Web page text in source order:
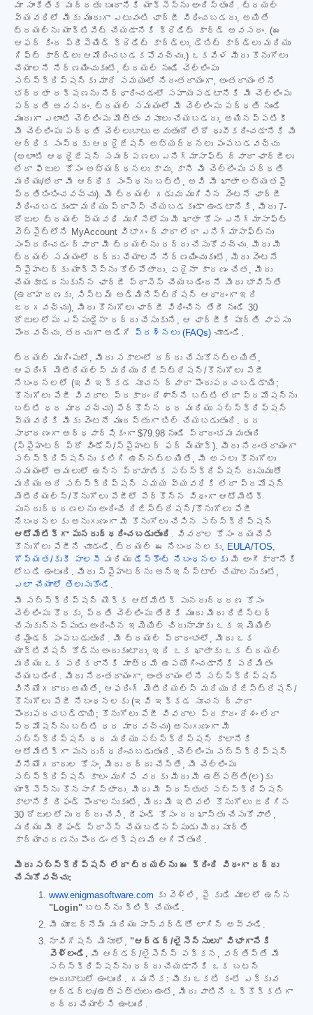
మా సాంకేతిక మద్దతు బృందానికి యాక్సెస్‌ను అందిస్తుంది. ట్రయల్
వ్యవధిలో మీకు ముందుగా ఎటువంటి ఛార్జీ విధించబడదు, అయితే
ట్రయల్‌ను యాక్టివేట్ చేయడానికి క్రెడిట్ కార్డ్ అవసరం. (ఈ
ఆఫర్ కింద ప్రీపెయిడ్ క్రెడిట్ కార్డ్‌లు, డెబిట్ కార్డ్‌లు మరియు
గిఫ్ట్ కార్డ్‌లు ఆమోదించబడకపోవచ్చు.) ఒకవేళ మీరు కొనుగోలు
చేయాలని నిర్ణయించుకుంటే, ట్రయల్ నుండి చెల్లింపు
సబ్‌స్క్రిప్షన్‌కు మారే సమయంలో నిరంతరాయంగా, అంతరాయం లేని
భద్రతా రక్షణను నిర్ధారించడంలో సహాయపడటానికి మీ చెల్లింపు
పద్ధతి అవసరం. ట్రయల్ సమయంలో మీ చెల్లింపు పద్ధతి నుండి
ముందుగా ఎలాంటి చెల్లింపు మొత్తం వసూలు చేయబడదు, అయినప్పటికీ
మీ చెల్లింపు పద్ధతి చెల్లుబాటు అవుతుందో లేదో ధృవీకరించడానికి మీ
ఆర్థిక సంస్థకు ఆథరైజేషన్ అభ్యర్థనలు పంపబడవచ్చు
(అలాంటి ఆథరైజేషన్ సమర్పణలు ఎనిగ్మాసాఫ్ట్ ద్వారా ఛార్జీలు
లేదా ఫీజుల కోసం అభ్యర్థనలు కావు, కానీ మీ చెల్లింపు పద్ధతి
మరియు/లేదా మీ ఆర్థిక సంస్థను బట్టి, అవి మీ ఖాతా లభ్యతపై
ప్రతిబింబించవచ్చు). మీ ట్రయల్ గడువు ముగిసిన వెంటనే ఛార్జీ
విధించబడకుండా మరియు ప్రాసెస్ చేయబడకుండా ఉండటానికి, మీరు 7-
రోజుల ట్రయల్ వ్యవధి ముగిసేలోపు మీ ఖాతా కోసం ఎనిగ్మాసాఫ్ట్
వెబ్‌సైట్‌లోని MyAccount విభాగం ద్వారా లేదా ఎనిగ్మాసాఫ్ట్‌ను
సంప్రదించడం ద్వారా మీ ట్రయల్‌ను రద్దు చేసుకోవచ్చు. మీరు మీ
ట్రయల్ సమయంలో రద్దు చేయాలని నిర్ణయించుకుంటే, మీరు వెంటనే
స్పైహంటర్‌కు యాక్సెస్‌ను కోల్పోతారు. ఏదైనా కారణం చేత, మీరు
చేయకూడదనుకున్న ఛార్జీ ప్రాసెస్ చేయబడిందని మీరు భావిస్తే
(ఉదాహరణకు, సిస్టమ్ అడ్మినిస్ట్రేషన్ ఆధారంగా ఇది
జరగవచ్చు), మీరు కొనుగోలు ఛార్జీ విధించిన తేదీ నుండి 30
రోజులలోపు ఎప్పుడైనా రద్దు చేసుకుని, ఆ ఛార్జీకి పూర్తి వాపసు
పొందవచ్చు. తరచుగా అడిగే
ప్రశ్నలు (FAQs) చూడండి.
ట్రయల్ ముగింపులో, మీరు సకాలంలో రద్దు చేసుకోనట్లయితే,
ఆఫరింగ్ మెటీరియల్స్ మరియు రిజిస్ట్రేషన్/కొనుగోలు పేజీ
నిబంధనలలో (ఇవి ఇక్కడ సూచన ద్వారా పొందుపరచబడ్డాయి;
కొనుగోలు పేజీ వివరాల ప్రకారం దేశాన్ని బట్టి లేదా ప్రమోషన్‌ను
బట్టి ధర మారవచ్చు) పేర్కొన్న ధర మరియు సబ్‌స్క్రిప్షన్
వ్యవధికి మీకు వెంటనే ముందస్తుగా బిల్ చేయబడుతుంది. ధర
సాధారణంగా అర్ధవార్షికంగా $79.98 నుండి ప్రారంభమవుతుంది
(స్పైహంటర్ ప్రో విండోస్/స్పైహంటర్ ఫర్ మ్యాక్). మీరు నిరంతరాయంగా
సబ్‌స్క్రిప్షన్‌ను కలిగి ఉన్నట్లయితే, మీ అసలు కొనుగోలు
సమయంలో అమలులో ఉన్న ప్రామాణిక సబ్‌స్క్రిప్షన్ రుసుముతో
మరియు అదే సబ్‌స్క్రిప్షన్ సమయ వ్యవధికి లేదా ప్రమోషన్
మెటీరియల్స్/కొనుగోలు పేజీలో పేర్కొన్న విధంగా ఆటోమేటిక్
పునరుద్ధరణలను అందించే రిజిస్ట్రేషన్/కొనుగోలు పేజీ
నిబంధనలకు అనుగుణంగా మీ కొనుగోలు చేసిన సబ్‌స్క్రిప్షన్
ఆటోమేటిక్‌గా పునరుద్ధరించబడుతుంది . వివరాల కోసం దయచేసి
కొనుగోలు పేజీని చూడండి. ట్రయల్ ఈ నిబంధనలకు, EULA/TOS,
గోప్యత/కుకీ పాలసీ మరియు డిస్కౌంట్ నిబంధనలకు మీ అంగీకారానికి
లోబడి ఉంటుంది. మీరు స్పైహంటర్‌ను అన్‌ఇన్‌స్టాల్ చేయాలనుకుంటే,
ఎలా చేయాలో తెలుసుకోండి .
మీ సబ్‌స్క్రిప్షన్ యొక్క ఆటోమేటిక్ పునరుద్ధరణ కోసం
చెల్లింపు కొరకు, ప్రతి చెల్లింపు తేదీకి ముందు మీరు రిజిస్టర్
చేసుకున్నప్పుడు అందించిన ఇమెయిల్ చిరునామాకు ఒక ఇమెయిల్
రిమైండర్ పంపబడుతుంది. మీ ట్రయల్ ప్రారంభంలో, మీరు ఒక
యాక్టివేషన్ కోడ్‌ను అందుకుంటారు, ఇది ఒక ఖాతాకు ఒక ట్రయల్
మరియు ఒక పరికరానికి మాత్రమే ఉపయోగించడానికి పరిమితం
చేయబడింది. మీరు నిరంతరాయంగా, అంతరాయం లేని సబ్‌స్క్రిప్షన్
వినియోగదారు అయితే, ఆఫరింగ్ మెటీరియల్స్ మరియు రిజిస్ట్రేషన్/
కొనుగోలు పేజీ నిబంధనలకు (ఇవి ఇక్కడ సూచన ద్వారా
పొందుపరచబడ్డాయి; కొనుగోలు పేజీ వివరాల ప్రకారం దేశం లేదా
ప్రమోషన్‌ను బట్టి ధర మారవచ్చు) అనుగుణంగా మీ
సబ్‌స్క్రిప్షన్ ధర మరియు సబ్‌స్క్రిప్షన్ కాలానికి
ఆటోమేటిక్‌గా పునరుద్ధరించబడుతుంది. చెల్లింపు సబ్‌స్క్రిప్షన్
వినియోగదారుల కోసం, మీరు రద్దు చేస్తే, మీ చెల్లింపు
సబ్‌స్క్రిప్షన్ కాలం ముగిసే వరకు మీరు మీ ఉత్పత్తి(ల)కు
యాక్సెస్‌ను కొనసాగిస్తారు. మీరు మీ ప్రస్తుత సబ్‌స్క్రిప్షన్
కాలానికి రీఫండ్ పొందాలనుకుంటే, మీరు మీ ఇటీవలి కొనుగోలు జరిగిన
30 రోజులలోపు రద్దు చేసి, రీఫండ్ కోసం దరఖాస్తు చేసుకోవాలి,
మరియు మీ రీఫండ్ ప్రాసెస్ చేయబడినప్పుడు మీరు పూర్తి
కార్యాచరణను పొందడం తక్షణమే ఆగిపోతుంది.
మీరు సబ్‌స్క్రిప్షన్ లేదా ట్రయల్‌ను ఈ క్రింది విధంగా రద్దు
చేసుకోవచ్చు:
www.enigmasoftware.com కు వెళ్లి, పై కుడి మూలలో ఉన్న
"Login" బటన్‌ను క్లిక్ చేయండి.
మీ యూజర్‌నేమ్ మరియు పాస్‌వర్డ్‌తో లాగిన్ అవ్వండి.
నావిగేషన్ మెనూలో, "ఆర్డర్/లైసెన్సులు" విభాగానికి
వెళ్లండి. మీ ఆర్డర్/లైసెన్స్ పక్కన, వర్తిస్తే మీ
సబ్‌స్క్రిప్షన్‌ను రద్దు చేయడానికి ఒక బటన్
అందుబాటులో ఉంటుంది. గమనిక: మీకు ఒకటి కంటే ఎక్కువ
ఆర్డర్‌లు/ఉత్పత్తులు ఉంటే, మీరు వాటిని ఒక్కొక్కటిగా
రద్దు చేయాల్సి ఉంటుంది.